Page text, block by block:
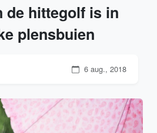
de hittegolf is in
plensbuien
6 aug., 2018